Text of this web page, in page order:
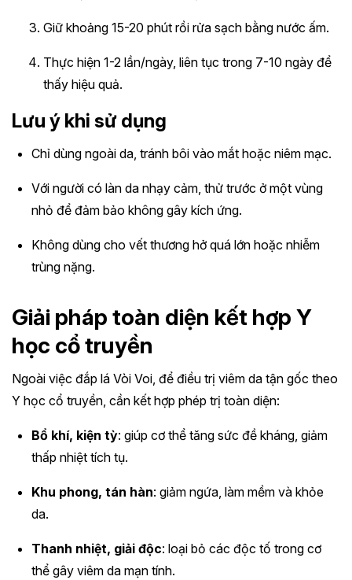
Giữ khoảng 15-20 phút rồi rửa sạch bằng nước ấm.
Thực hiện 1-2 lần/ngày, liên tục trong 7-10 ngày để
thấy hiệu quả.
Lưu ý khi sử dụng
Chỉ dùng ngoài da, tránh bôi vào mắt hoặc niêm mạc.
Với người có làn da nhạy cảm, thử trước ở một vùng
nhỏ để đảm bảo không gây kích ứng.
Không dùng cho vết thương hở quá lớn hoặc nhiễm
trùng nặng.
Giải pháp toàn diện kết hợp Y
học cổ truyền
Ngoài việc đắp lá Vòi Voi, để điều trị viêm da tận gốc theo
Y học cổ truyền, cần kết hợp phép trị toàn diện:
Bổ khí, kiện tỳ: giúp cơ thể tăng sức đề kháng, giảm
thấp nhiệt tích tụ.
Khu phong, tán hàn: giảm ngứa, làm mềm và khỏe
da.
Thanh nhiệt, giải độc: loại bỏ các độc tố trong cơ
thể gây viêm da mạn tính.